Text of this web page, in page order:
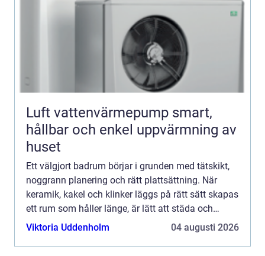
Luft vattenvärmepump smart,
hållbar och enkel uppvärmning av
huset
Ett välgjort badrum börjar i grunden med tätskikt,
noggrann planering och rätt plattsättning. När
keramik, kakel och klinker läggs på rätt sätt skapas
ett rum som håller länge, är lätt att städa och
samtidigt skapar lugn i vardagen. För den som
Viktoria Uddenholm 04 augusti 2026